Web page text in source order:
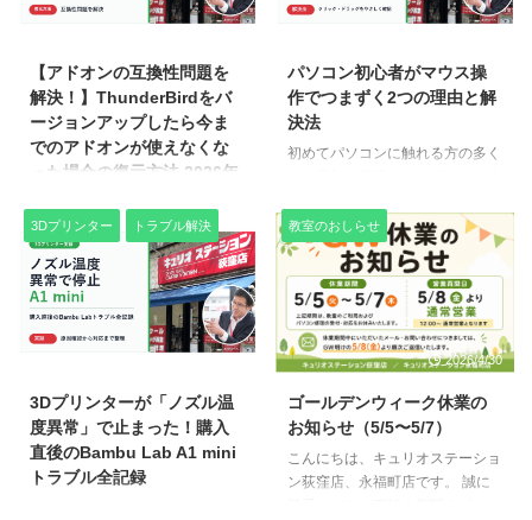
らない✔ なぜ止まるのか分からな
今回は、電力の流れをゼロから総
復習する回です。 🎭 寸劇：電源
ボタンはどこ？ まるちゃん「先
生！電源ボタンつけたいんです
が…どこに入れればいいんです
なノートパソコンは、ネジを外し
できます。しかしSurfaceは本体
がほぼ接着剤で固定されており、
分解すること自体が非常に困難な
設計になっています。無理に開け
ようとすると液晶や基板を壊すリ
【アドオンの互換性問題を
解決！】ThunderBirdをバ
ージョンアップしたら今ま
でのアドオンが使えなくな
った場合の復元方法 2026年
Thunderbirdを使っていたら、い
つの間にかアドオン（拡張機能）
が使えなくなっていた。というこ
とはありませんか？ これは
Thunderbirdのバージョンアップ
で、アドオンとの互換性がなくな
オンが使えなくなるの？
Thunderbirdはメジャーバージョ
ンアップのたびに、内部の仕組み
が大きく変わることがあります。
特にバージョン128のアップデー
パソコン初心者がマウス操
作でつまずく2つの理由と解
決法
初めてパソコンに触れる方の多く
ックができない」「マウスカーソ
ルが思い通りに動かせない」**と
いった悩みは、実は初心者あるあ
る。 今回のブログでは、実際に
教室の無料体験レッスンであった
やり取りをもとに、「なぜマウス
操作でつまずくのか？」「どうす
か？」を、やさしく、ちょっと楽
しくお伝えしていきます。 寸劇
形式で、初心者さんのつまずきポ
イントをリアルに再現してみまし
3Dプリンター トラブル解決
3Dプリンターが「ノズル温
度異常」で止まった！購入
直後のBambu Lab A1 mini
トラブル全記録
教室のおしらせ
2026/4/30
ゴールデンウィーク休業の
お知らせ（5/5〜5/7）
こんにちは、キュリオステーショ
ン荻窪店、永福町店です。 誠に